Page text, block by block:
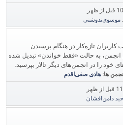
موسوی‌ندوشنی
تازه‌کار در هنگام پرسیدن
به حالت «فقط خواندن» تبدیل شده
را در انجمن‌های دیگر تالار بپرسید.
ها:هادی صفی‌اقدم
دامن‌افشان